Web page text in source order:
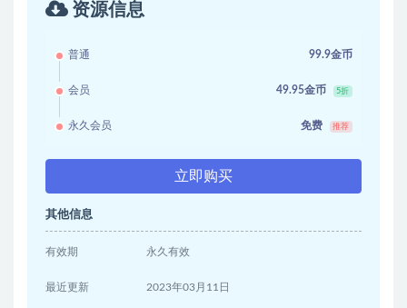
资源信息
普通 99.9金币
会员 49.95金币 5折
永久会员 免费 推荐
立即购买
其他信息
有效期 永久有效
最近更新 2023年03月11日